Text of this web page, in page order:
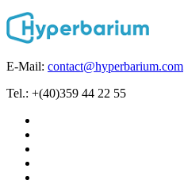
E-Mail: contact@hyperbarium.com
Tel.: +(40)359 44 22 55